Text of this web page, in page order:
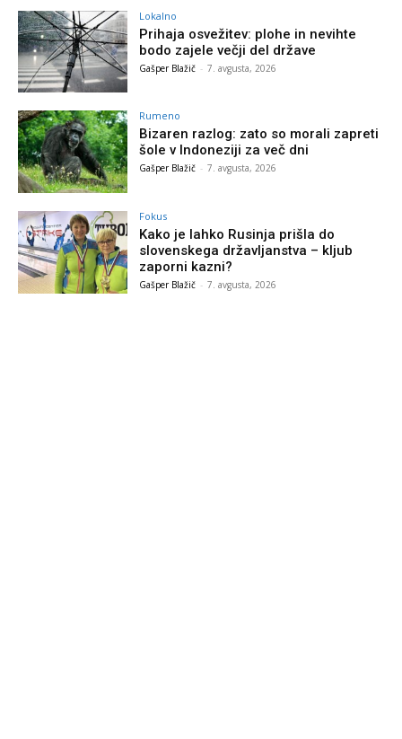
Lokalno
Prihaja osvežitev: plohe in nevihte
bodo zajele večji del države
Gašper Blažič - 7. avgusta, 2026
Rumeno
Bizaren razlog: zato so morali zapreti
šole v Indoneziji za več dni
Gašper Blažič - 7. avgusta, 2026
Fokus
Kako je lahko Rusinja prišla do
slovenskega državljanstva – kljub
zaporni kazni?
Gašper Blažič - 7. avgusta, 2026